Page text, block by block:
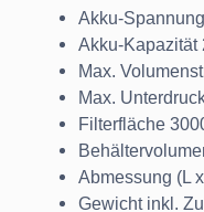
Akku-
Akku-Kapazität
Max.
Max.
Filterfläche
Abmessung (L
Gewicht inkl.